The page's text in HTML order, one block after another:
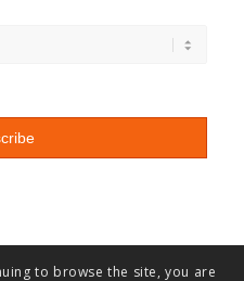
to browse the site, you are